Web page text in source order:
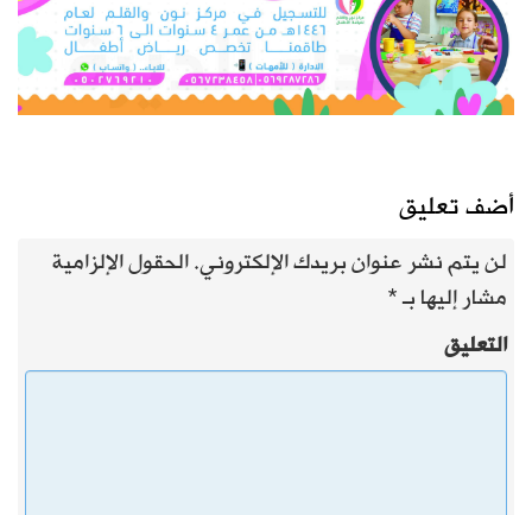
أضف تعليق
لن يتم نشر عنوان بريدك الإلكتروني.الحقول الإلزامية
مشار إليها بـ*
التعليق